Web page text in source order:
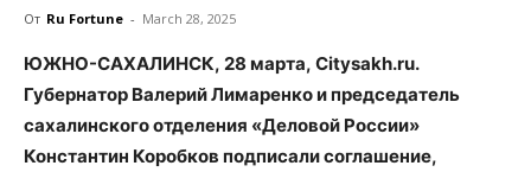
От Ru Fortune - March 28, 2025
ЮЖНО-САХАЛИНСК, 28 марта, Citysakh.ru.
Губернатор Валерий Лимаренко и председатель
сахалинского отделения «Деловой России»
Константин Коробков подписали соглашение,